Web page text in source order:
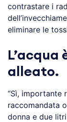
contrastare i
eliminare le
L’acqua
alleato.
“Sì, importante
raccomandata
donna e due litri